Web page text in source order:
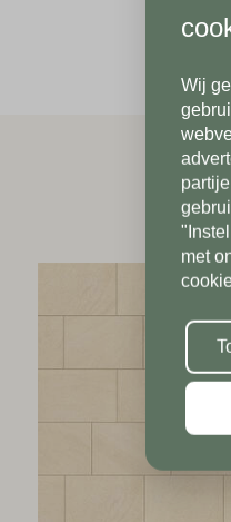
Huisnummer*
Wij
met